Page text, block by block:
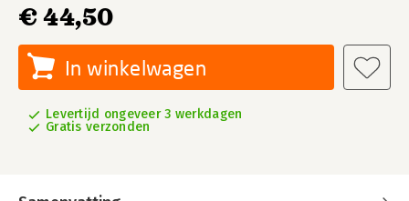
€ 44,50
In winkelwagen
Levertijd ongeveer 3 werkdagen
Gratis verzonden